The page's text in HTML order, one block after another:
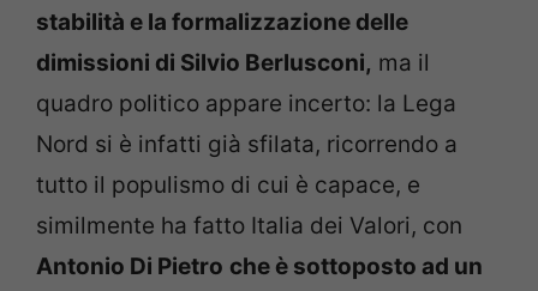
stabilità e la formalizzazione delle
dimissioni di Silvio Berlusconi, ma il
quadro politico appare incerto: la Lega
Nord si è infatti già sfilata, ricorrendo a
tutto il populismo di cui è capace, e
similmente ha fatto Italia dei Valori, con
Antonio Di Pietro che è sottoposto ad un